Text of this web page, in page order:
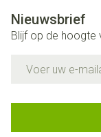
Nieuwsbrief
Blijf op de hoogte